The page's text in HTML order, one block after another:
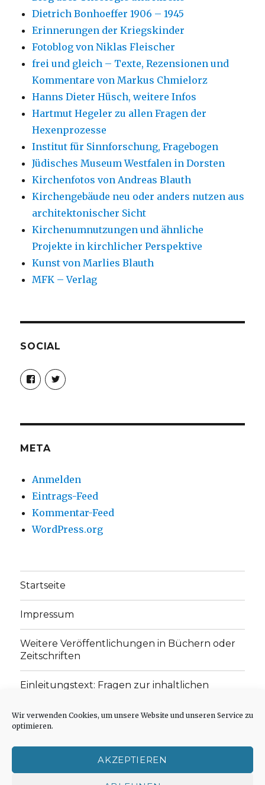
Wir verwenden Cookies, um unsere Website und unseren Service zu
optimieren.
AKZEPTIEREN
Dietrich Bonhoeffer 1906 – 1945
Erinnerungen der Kriegskinder
Fotoblog von Niklas Fleischer
frei und gleich – Texte, Rezensionen und
Kommentare von Markus Chmielorz
Hanns Dieter Hüsch, weitere Infos
Hartmut Hegeler zu allen Fragen der
Hexenprozesse
Institut für Sinnforschung, Fragebogen
Jüdisches Museum Westfalen in Dorsten
Kirchenfotos von Andreas Blauth
Kirchengebäude neu oder anders nutzen aus
architektonischer Sicht
Kirchenumnutzungen und ähnliche
Projekte in kirchlicher Perspektive
Kunst von Marlies Blauth
MFK – Verlag
SOCIAL
Profil
von
christoph.fleischer1
anzeigen
Profil
von
ChristophFl
anzeigen
META
Anmelden
Eintrags-Feed
Kommentar-Feed
WordPress.org
Startseite
Impressum
Weitere Veröffentlichungen in Büchern oder
Zeitschriften
Einleitungstext: Fragen zur inhaltlichen
„schwachen Glaubens“
Cookie-Richtlinie (EU)